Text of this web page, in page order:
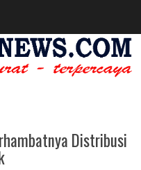
Distribusi